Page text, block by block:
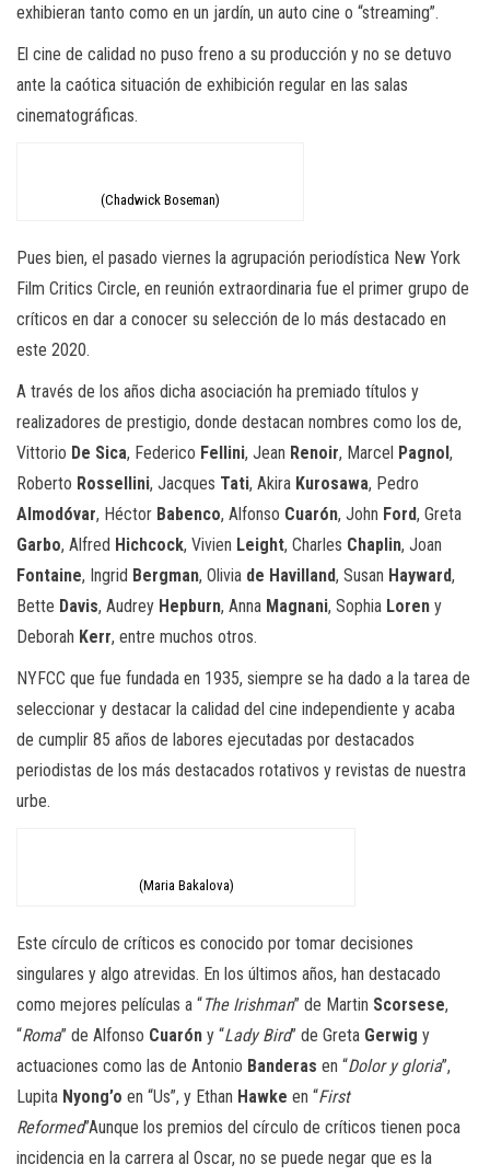
exhibieran tanto como en un jardín, un auto cine o “streaming”.
El cine de calidad no puso freno a su producción y no se detuvo
ante la caótica situación de exhibición regular en las salas
cinematográficas.
(Chadwick Boseman)
Pues bien, el pasado viernes la agrupación periodística New York
Film Critics Circle, en reunión extraordinaria fue el primer grupo de
críticos en dar a conocer su selección de lo más destacado en
este 2020.
A través de los años dicha asociación ha premiado títulos y
realizadores de prestigio, donde destacan nombres como los de,
Vittorio De Sica, Federico Fellini, Jean Renoir, Marcel Pagnol,
Roberto Rossellini, Jacques Tati, Akira Kurosawa, Pedro
Almodóvar, Héctor Babenco, Alfonso Cuarón, John Ford, Greta
Garbo, Alfred Hichcock, Vivien Leight, Charles Chaplin, Joan
Fontaine, Ingrid Bergman, Olivia de Havilland, Susan Hayward,
Bette Davis, Audrey Hepburn, Anna Magnani, Sophia Loren y
Deborah Kerr, entre muchos otros.
NYFCC que fue fundada en 1935, siempre se ha dado a la tarea de
seleccionar y destacar la calidad del cine independiente y acaba
de cumplir 85 años de labores ejecutadas por destacados
periodistas de los más destacados rotativos y revistas de nuestra
urbe.
(Maria Bakalova)
Este círculo de críticos es conocido por tomar decisiones
singulares y algo atrevidas. En los últimos años, han destacado
como mejores películas a “The Irishman” de Martin Scorsese,
“Roma” de Alfonso Cuarón y “LadyBird” de Greta Gerwig y
actuaciones como las de Antonio Banderas en “Dolor y gloria”,
Lupita Nyong’o en “Us”, y Ethan Hawke en “First
Reformed”Aunque los premios del círculo de críticos tienen poca
incidencia en la carrera al Oscar, no se puede negar que es la